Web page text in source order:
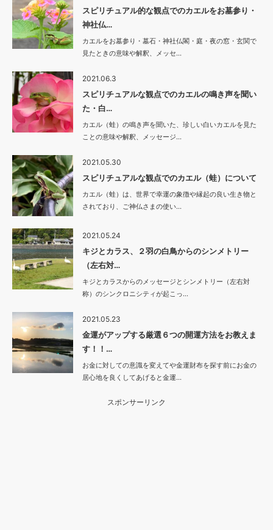
スピリチュアル的な観点でのカエルをお墓参り・
神社仏…
カエルをお墓参り・墓石・神社仏閣・庭・夜の窓・玄関で
見たときの意味や解釈、メッセ…
2021.06.3
スピリチュアルな観点でのカエルの鳴き声を聞い
た・白…
カエル（蛙）の鳴き声を聞いた、珍しい白いカエルを見た
ことの意味や解釈、メッセージ…
2021.05.30
スピリチュアルな観点でのカエル（蛙）について
カエル（蛙）は、世界で幸運の象徴や縁起の良い生き物と
されており、ご神仏さまの使い…
2021.05.24
キジとカラス、２羽の白鳥からのシンメトリー
（左右対…
キジとカラスからのメッセージとシンメトリー（左右対
称）のシンクロニシティが起こっ…
2021.05.23
金運がアップする厳選６つの開運方法をお教えま
す！！…
お金に対しての意識を変えてや金運財布を探す前にお金の
居心地を良くしてあげると金運…
スポンサーリンク